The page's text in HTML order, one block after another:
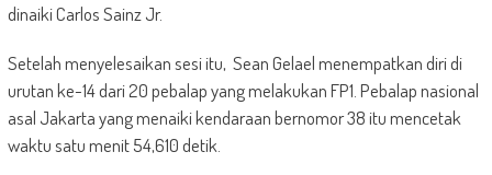
dinaiki Carlos Sainz Jr.
Setelah menyelesaikan sesi itu, Sean Gelael menempatkan diri di
urutan ke-14 dari 20 pebalap yang melakukan FP1. Pebalap nasional
asal Jakarta yang menaiki kendaraan bernomor 38 itu mencetak
waktu satu menit 54,610 detik.